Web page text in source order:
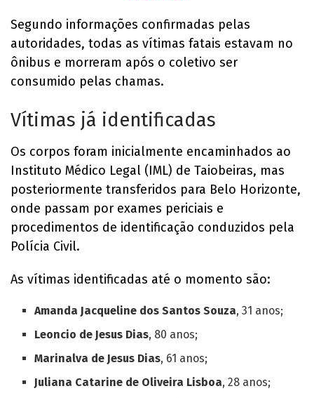
Segundo informações confirmadas pelas
autoridades, todas as vítimas fatais estavam no
ônibus e morreram após o coletivo ser
consumido pelas chamas.
Vítimas já identificadas
Os corpos foram inicialmente encaminhados ao
Instituto Médico Legal (IML) de Taiobeiras, mas
posteriormente transferidos para Belo Horizonte,
onde passam por exames periciais e
procedimentos de identificação conduzidos pela
Polícia Civil.
As vítimas identificadas até o momento são:
Amanda Jacqueline dos Santos Souza, 31 anos;
Leoncio de Jesus Dias, 80 anos;
Marinalva de Jesus Dias, 61 anos;
Juliana Catarine de Oliveira Lisboa, 28 anos;